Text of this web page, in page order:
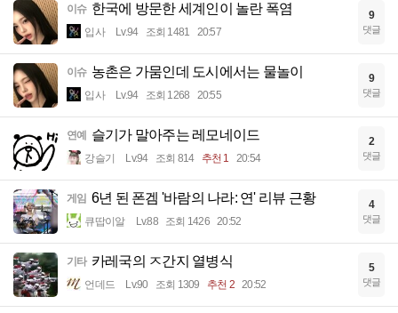
이슈 한국에 방문한 세계인이 놀란 폭염
입사 Lv.94 조회 1481 20:57
9
댓글
이슈 농촌은 가뭄인데 도시에서는 물놀이
입사 Lv.94 조회 1268 20:55
9
댓글
연예 슬기가 말아주는 레모네이드
강슬기 Lv.94 조회 814 추천 1 20:54
2
댓글
게임 6년 된 폰겜 '바람의 나라: 연' 리뷰 근황
큐땁이알 Lv.88 조회 1426 20:52
4
댓글
기타 카레국의 ㅈ간지 열병식
언데드 Lv.90 조회 1309 추천 2 20:52
5
댓글